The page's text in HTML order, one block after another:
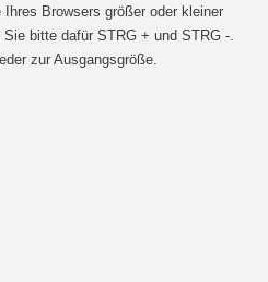
Browsers größer oder kleiner
bitte dafür STRG + und STRG -.
zur Ausgangsgröße.